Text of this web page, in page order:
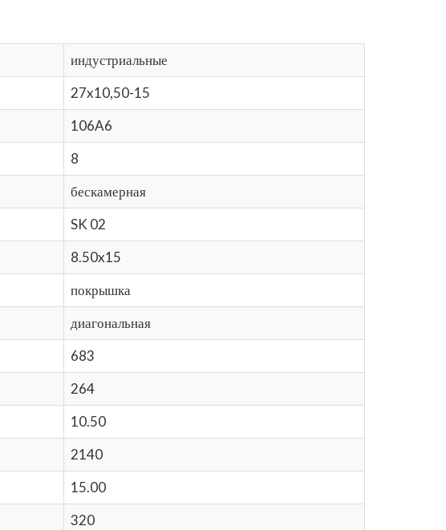
индустриальные
27x10,50-15
106A6
8
бескамерная
SK 02
8.50x15
покрышка
диагональная
683
264
10.50
2140
15.00
320